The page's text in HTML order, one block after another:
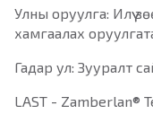
Улны оруулга: Илүү
хамгаалах
Гадар ул: Зууралт
LAST - Zamberlan®